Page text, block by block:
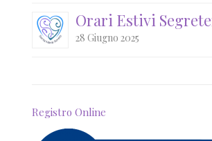
Orari Estivi
28 Giugno 2025
Registro Online